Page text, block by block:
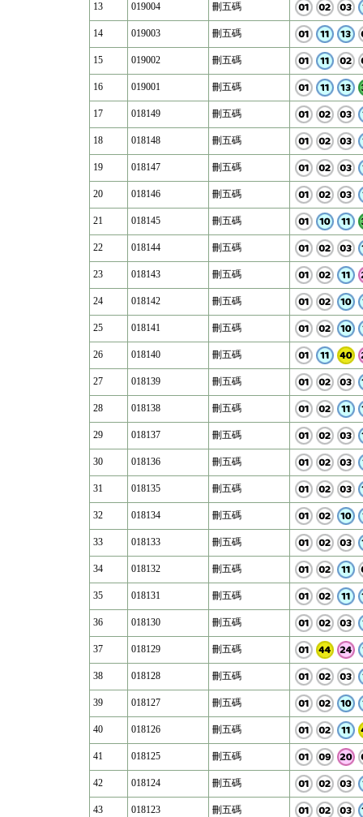
13 019004 刪五碼
14 019003 刪五碼
15 019002 刪五碼
16 019001 刪五碼
17 018149 刪五碼
18 018148 刪五碼
19 018147 刪五碼
20 018146 刪五碼
21 018145 刪五碼
22 018144 刪五碼
23 018143 刪五碼
24 018142 刪五碼
25 018141 刪五碼
26 018140 刪五碼
27 018139 刪五碼
28 018138 刪五碼
29 018137 刪五碼
30 018136 刪五碼
31 018135 刪五碼
32 018134 刪五碼
33 018133 刪五碼
34 018132 刪五碼
35 018131 刪五碼
36 018130 刪五碼
37 018129 刪五碼
38 018128 刪五碼
39 018127 刪五碼
40 018126 刪五碼
41 018125 刪五碼
42 018124 刪五碼
43 018123 刪五碼